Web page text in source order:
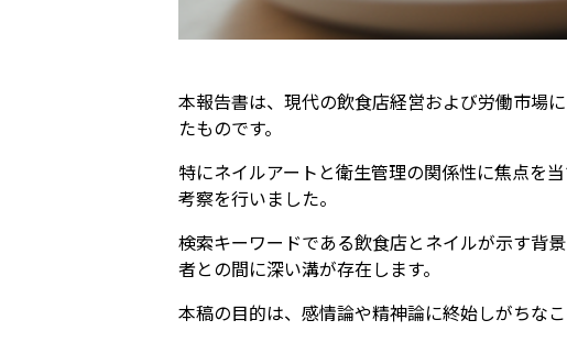
本報告書は、現代の飲食店経営および労働市場
たものです。
特にネイルアートと衛生管理の関係性に焦点を
考察を行いました。
検索キーワードである飲食店とネイルが示す背
者との間に深い溝が存在します。
本稿の目的は、感情論や精神論に終始しがちな